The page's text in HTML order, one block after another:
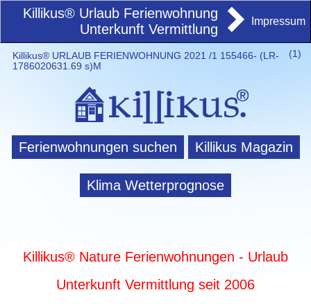
Killikus® Urlaub Ferienwohnung
Unterkunft Vermittlung
Impressum
(1)
Killikus® URLAUB FERIENWOHNUNG 2021 /1 155466- (LR-
1786020631.69 s)M
Ferienwohnungen suchen Killikus Magazin
Klima Wetterprognose
Killikus® Nature Ferienwohnungen - Urlaub
Unterkunft Vermittlung seit 2006